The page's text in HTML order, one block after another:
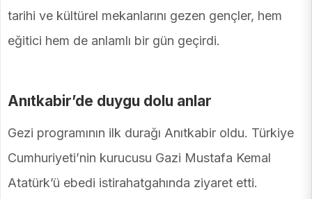
tarihi ve kültürel mekanlarını gezen gençler, hem
eğitici hem de anlamlı bir gün geçirdi.
Anıtkabir’de duygu dolu anlar
Gezi programının ilk durağı Anıtkabir oldu. Türkiye
Cumhuriyeti’nin kurucusu Gazi Mustafa Kemal
Atatürk’ü ebedi istirahatgahında ziyaret etti.